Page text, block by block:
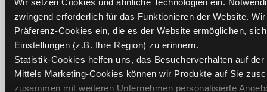
zwingend erforderlich für das Funktionieren der Website.
Präferenz-Cookies ein, die es der Website ermöglichen,
Einstellungen (z.B. Ihre Region) zu erinnern.
Statistik-Cookies helfen uns, das Besucherverhalten auf
Mittels Marketing-Cookies können wir Produkte auf Sie
zusammen mit weiteren Unternehmen personalisierte
R
Reisen und Freizeit
Rohstoffe